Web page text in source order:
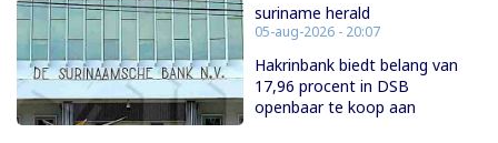
suriname herald
05-aug-2026 - 20:07
Hakrinbank biedt belang van
17,96 procent in DSB
openbaar te koop aan